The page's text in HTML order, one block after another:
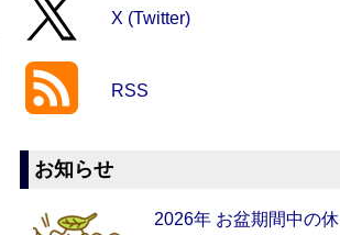
X (Twitter)
RSS
お知らせ
2026年 お盆期間中の休